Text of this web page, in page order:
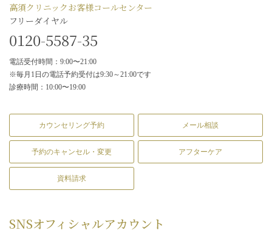
高須クリニックお客様コールセンター
フリーダイヤル
0120-5587-35
電話受付時間：9:00〜21:00
※毎月1日の電話予約受付は9:30～21:00です
診療時間：10:00〜19:00
カウンセリング予約 メール相談
予約のキャンセル・変更 アフターケア
資料請求
SNSオフィシャルアカウント